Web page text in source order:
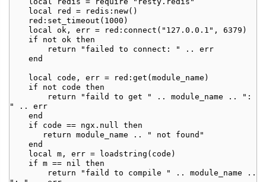
local red = redis:new()
red:set_timeout(1000)
local ok, err = red:connect("127.0.0.1", 6379)
if not ok then
return "failed to connect: " .. err
end
local code, err = red:get(module_name)
if not code then
return "faild to get " .. module_name .. ":
" .. err
end
if code == ngx.null then
return module_name .. " not found"
end
local m, err = loadstring(code)
if m == nil then
return "faild to compile " .. module_name ..